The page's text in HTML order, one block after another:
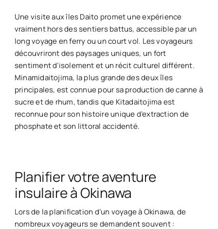
Une visite aux îles Daito promet une expérience
vraiment hors des sentiers battus, accessible par un
long voyage en ferry ou un court vol. Les voyageurs
découvriront des paysages uniques, un fort
sentiment d’isolement et un récit culturel différent.
Minamidaitojima, la plus grande des deux îles
principales, est connue pour sa production de canne à
sucre et de rhum, tandis que Kitadaitojima est
reconnue pour son histoire unique d’extraction de
phosphate et son littoral accidenté.
Planifier votre aventure
insulaire à Okinawa
Lors de la planification d’un voyage à Okinawa, de
nombreux voyageurs se demandent souvent :